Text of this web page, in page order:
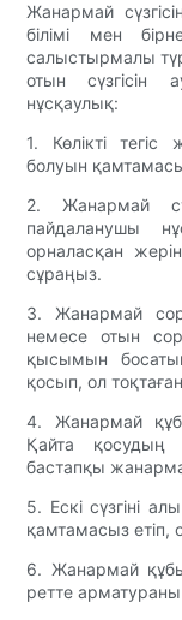
Жанармай
білімі мен
салыстырмалы
отын сүзгісін
нұсқаулық:
1. Көлікті
болуын
2. Жанармай
пайдаланушы
орналасқан
сұраңыз.
3. Жанармай
немесе отын
қысымын
қосып, ол
4. Жанармай
Қайта қосудың
бастапқы
5. Ескі сүзгіні
қамтамасыз
6. Жанармай
ретте